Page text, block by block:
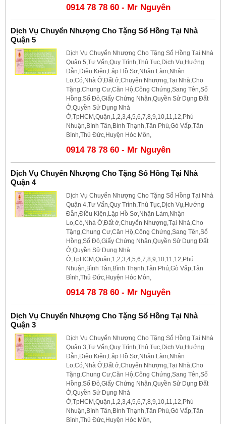
0914 78 78 60 - Mr Nguyên
Dịch Vụ Chuyển Nhượng Cho Tặng Sổ Hồng Tại Nhà
Quận 5
Dịch Vụ Chuyển Nhượng Cho Tặng Sổ Hồng Tại Nhà
Quận 5,Tư Vấn,Quy Trình,Thủ Tục,Dịch Vụ,Hướng
Đẫn,Điều Kiện,Lập Hồ Sơ,Nhận Làm,Nhận
Lo,Có,Nhà Ở,Đất ở,Chuyển Nhượng,Tại Nhà,Cho
Tặng,Chung Cư,Căn Hộ,Công Chứng,Sang Tên,Sổ
Hồng,Sổ Đỏ,Giấy Chứng Nhận,Quyền Sử Dụng Đất
Ở,Quyền Sử Dụng Nhà
Ở,TpHCM,Quận,1,2,3,4,5,6,7,8,9,10,11,12,Phú
Nhuận,Bình Tân,Bình Thạnh,Tân Phú,Gò Vấp,Tân
Bình,Thủ Đức,Huyện Hóc Môn,
0914 78 78 60 - Mr Nguyên
Dịch Vụ Chuyển Nhượng Cho Tặng Sổ Hồng Tại Nhà
Quận 4
Dịch Vụ Chuyển Nhượng Cho Tặng Sổ Hồng Tại Nhà
Quận 4,Tư Vấn,Quy Trình,Thủ Tục,Dịch Vụ,Hướng
Đẫn,Điều Kiện,Lập Hồ Sơ,Nhận Làm,Nhận
Lo,Có,Nhà Ở,Đất ở,Chuyển Nhượng,Tại Nhà,Cho
Tặng,Chung Cư,Căn Hộ,Công Chứng,Sang Tên,Sổ
Hồng,Sổ Đỏ,Giấy Chứng Nhận,Quyền Sử Dụng Đất
Ở,Quyền Sử Dụng Nhà
Ở,TpHCM,Quận,1,2,3,4,5,6,7,8,9,10,11,12,Phú
Nhuận,Bình Tân,Bình Thạnh,Tân Phú,Gò Vấp,Tân
Bình,Thủ Đức,Huyện Hóc Môn,
0914 78 78 60 - Mr Nguyên
Dịch Vụ Chuyển Nhượng Cho Tặng Sổ Hồng Tại Nhà
Quận 3
Dịch Vụ Chuyển Nhượng Cho Tặng Sổ Hồng Tại Nhà
Quận 3,Tư Vấn,Quy Trình,Thủ Tục,Dịch Vụ,Hướng
Đẫn,Điều Kiện,Lập Hồ Sơ,Nhận Làm,Nhận
Lo,Có,Nhà Ở,Đất ở,Chuyển Nhượng,Tại Nhà,Cho
Tặng,Chung Cư,Căn Hộ,Công Chứng,Sang Tên,Sổ
Hồng,Sổ Đỏ,Giấy Chứng Nhận,Quyền Sử Dụng Đất
Ở,Quyền Sử Dụng Nhà
Ở,TpHCM,Quận,1,2,3,4,5,6,7,8,9,10,11,12,Phú
Nhuận,Bình Tân,Bình Thạnh,Tân Phú,Gò Vấp,Tân
Bình,Thủ Đức,Huyện Hóc Môn,